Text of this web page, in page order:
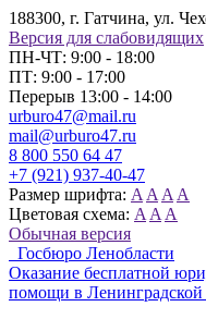
188300, г. Гатчина, ул.
Версия для слабовидящих
ПН-ЧТ: 9:00 - 18:00
ПТ: 9:00 - 17:00
Перерыв 13:00 - 14:00
urburo47@mail.ru
mail@urburo47.ru
8 800 550 64 47
+7 (921) 937-40-47
Размер шрифта: A A A A
Цветовая схема: A A A
Обычная версия
Госбюро Ленобласти
Оказание бесплатной
помощи в Ленинградской